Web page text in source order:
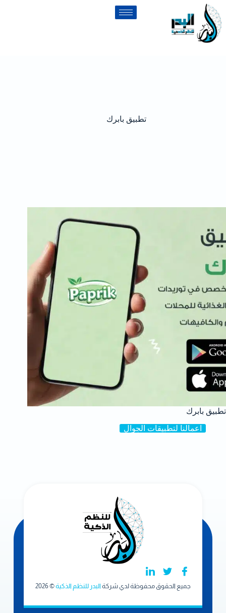
تطبيق بابرك
تطبيق بابرك
اعمالنا لتطبيقات الجوال
جميع الحقوق محفوظة لدي شركة البدر للنظم الذكية© 2026